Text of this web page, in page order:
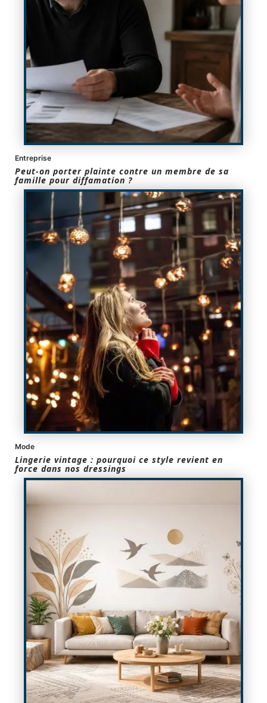
Entreprise
Peut-on porter plainte contre un membre de sa
famille pour diffamation ?
Mode
Lingerie vintage : pourquoi ce style revient en
force dans nos dressings